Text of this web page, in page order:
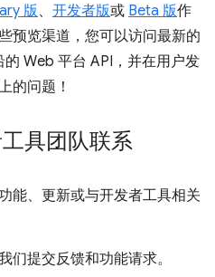
版 、 开发者版或 Beta 版作
预览渠道，您可以访问最新的
Web 平台 API，并在用户发
的问题！
具团队联系
能、更新或与开发者工具相关
们提交反馈和功能请求。